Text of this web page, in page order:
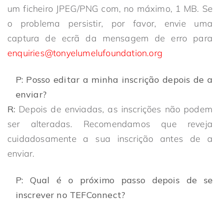
um ficheiro JPEG/PNG com, no máximo, 1 MB. Se
o problema persistir, por favor, envie uma
captura de ecrã da mensagem de erro para
enquiries@tonyelumelufoundation.org
P: Posso editar a minha inscrição depois de a
enviar?
R: Depois de enviadas, as inscrições não podem
ser alteradas. Recomendamos que reveja
cuidadosamente a sua inscrição antes de a
enviar.
P: Qual é o próximo passo depois de se
inscrever no TEFConnect?